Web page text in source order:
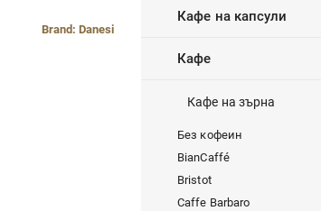
Кафе на капсули
Кафе
Кафе на зърна
Без кофеин
BianCaffé
Bristot
Caffe Barbaro
Brand: Danesi